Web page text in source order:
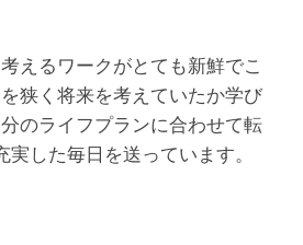
えるワークがとても新鮮でこ
狭く将来を考えていたか学び
のライフプランに合わせて転
した毎日を送っています。